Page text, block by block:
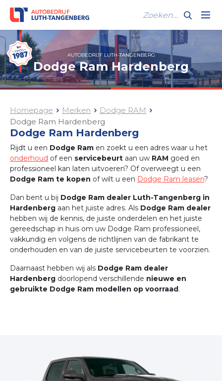
AUTOBEDRIJF LUTH-TANGENBERG
Dodge Ram Hardenberg
Homepage Merken
Dodge RAM
Dodge Ram Hardenberg
Dodge Ram Hardenberg
Rijdt u een Dodge Ram en zoekt u een adres waar u het
onderhoud of een servicebeurt aan uw RAM goed en
professioneel kan laten uitvoeren? Of overweegt u een
Dodge Ram te kopen of wilt u een Dodge Ram leasen?
Dan bent u bij Dodge Ram dealer Luth-Tangenberg in
Hardenberg aan het juiste adres. Als Dodge Ram dealer
hebben wij de kennis, de juiste onderdelen en het juiste
gereedschap in huis om uw Dodge Ram professioneel,
vakkundig en volgens de richtlijnen van de fabrikant te
onderhouden en van de juiste servicebeurten te voorzien.
Daarnaast hebben wij als Dodge Ram dealer
Hardenberg doorlopend verschillende nieuwe en
gebruikte Dodge Ram modellen op voorraad.